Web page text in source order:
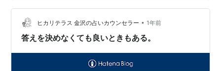
リアを中心に、空間にそっとなじむアイテムをセレクト
しています。 店舗では、手頃な価格の雑貨を中心にライ
ンナップ。 …
ヒカリテラス 金沢の占いカウンセラー • 1年前
答えを決めなくても良いときもある。